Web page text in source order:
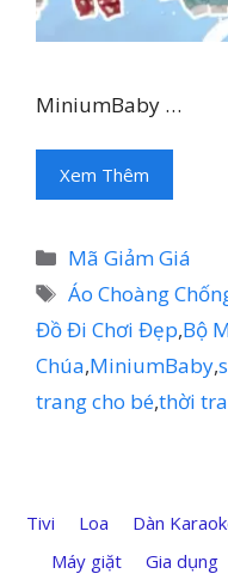
MiniumBaby …
Xem Thêm
Danh
mục
Mã Giảm Giá
Thẻ
Áo Choàng
Đồ Đi Chơi Đẹp,Bộ
Chúa,MiniumBaby,
trang cho bé,thời
Tivi Loa Dàn
Máy giặt
Gia dụng